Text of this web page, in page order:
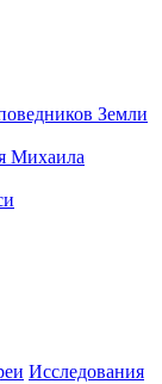
Исследования